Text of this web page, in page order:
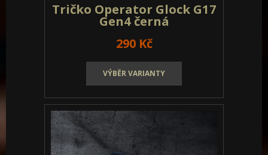
Tričko Operator Glock G17
Gen4 černá
290 Kč